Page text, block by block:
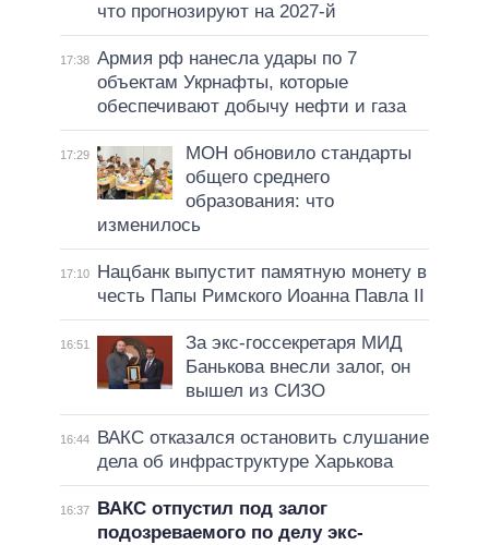
что прогнозируют на 2027-й
17:38 Армия рф нанесла удары по 7
объектам Укрнафты, которые
обеспечивают добычу нефти и газа
17:29
МОН обновило стандарты
общего среднего
образования: что
изменилось
17:10
Нацбанк выпустит памятную монету в
честь Папы Римского Иоанна Павла II
16:51
За экс-госсекретаря МИД
Банькова внесли залог, он
вышел из СИЗО
16:44
ВАКС отказался остановить слушание
дела об инфраструктуре Харькова
16:37
ВАКС отпустил под залог
подозреваемого по делу экс-